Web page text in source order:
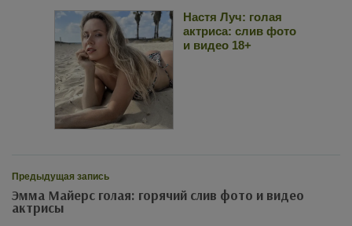
Настя Луч: голая
актриса: слив фото
и видео 18+
Предыдущая запись
Эмма Майерс голая: горячий слив фото и видео
актрисы